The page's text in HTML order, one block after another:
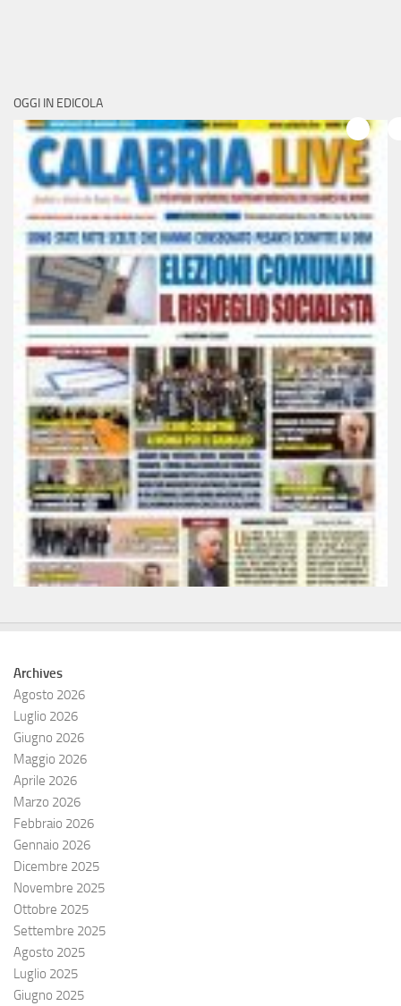
OGGI IN EDICOLA
Archives
Agosto 2026
Luglio 2026
Giugno 2026
Maggio 2026
Aprile 2026
Marzo 2026
Febbraio 2026
Gennaio 2026
Dicembre 2025
Novembre 2025
Ottobre 2025
Settembre 2025
Agosto 2025
Luglio 2025
Giugno 2025